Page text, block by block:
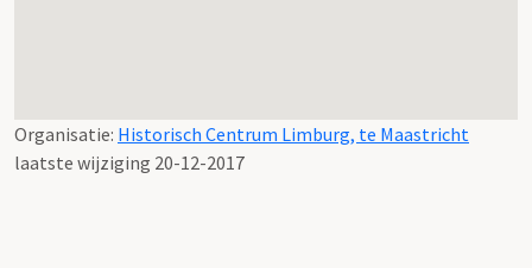
Organisatie: Historisch Centrum Limburg, te Maastricht
laatste wijziging 20-12-2017